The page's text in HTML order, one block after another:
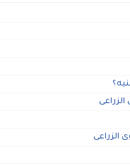
الزراعى